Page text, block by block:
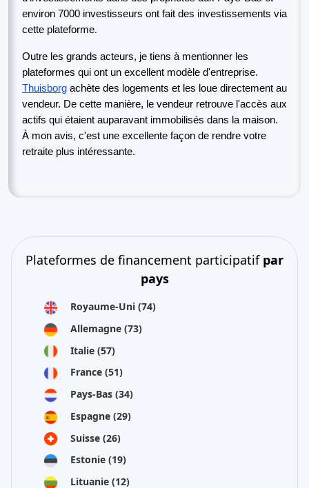
environ 7000 investisseurs ont fait des investissements via
cette plateforme.
Outre les grands acteurs, je tiens à mentionner les
plateformes qui ont un excellent modèle d'entreprise.
Thuisborg achète des logements et les loue directement au
vendeur. De cette manière, le vendeur retrouve l'accès aux
actifs qui étaient auparavant immobilisés dans la maison.
À mon avis, c'est une excellente façon de rendre votre
retraite plus intéressante.
Plateformes de financement participatif par
pays
Royaume-Uni (74)
Allemagne (73)
Italie (57)
France (51)
Pays-Bas (34)
Espagne (29)
Suisse (26)
Estonie (19)
Lituanie (12)